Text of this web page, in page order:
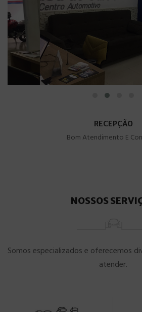
RECEPÇÃO
Bom Atendimento E
NOSSOS
Somos especializados e oferecemos
atender.